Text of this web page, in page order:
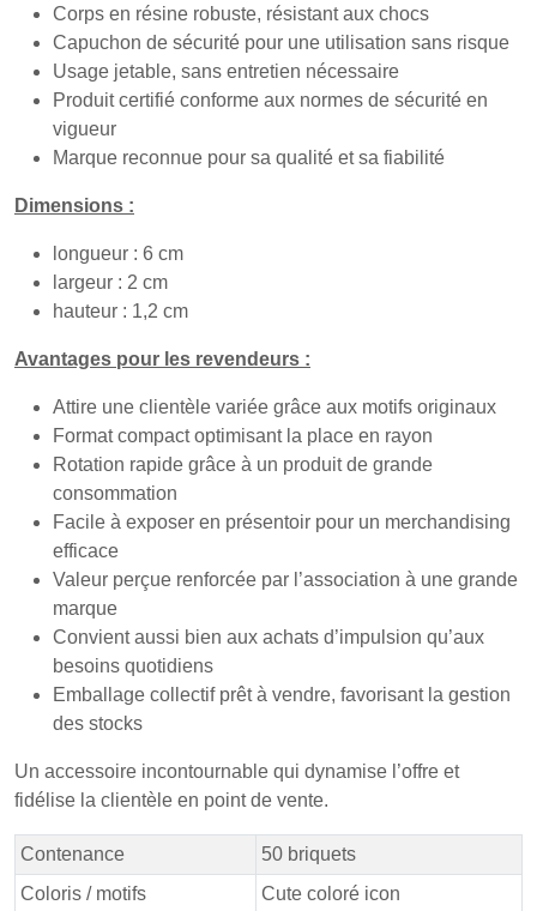
Corps en résine robuste, résistant aux chocs
Capuchon de sécurité pour une utilisation sans risque
Usage jetable, sans entretien nécessaire
Produit certifié conforme aux normes de sécurité en
vigueur
Marque reconnue pour sa qualité et sa fiabilité
Dimensions :
longueur : 6 cm
largeur : 2 cm
hauteur : 1,2 cm
Avantages pour les revendeurs :
Attire une clientèle variée grâce aux motifs originaux
Format compact optimisant la place en rayon
Rotation rapide grâce à un produit de grande
consommation
Facile à exposer en présentoir pour un merchandising
efficace
Valeur perçue renforcée par l’association à une grande
marque
Convient aussi bien aux achats d’impulsion qu’aux
besoins quotidiens
Emballage collectif prêt à vendre, favorisant la gestion
des stocks
Un accessoire incontournable qui dynamise l’offre et
fidélise la clientèle en point de vente.
Contenance
50 briquets
Coloris / motifs
Cute coloré icon